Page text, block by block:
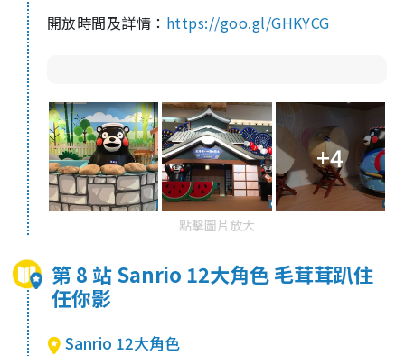
開放時間及詳情： https://goo.gl/GHKYCG
+4
點擊圖片放大
第 8 站 Sanrio 12大角色 毛茸茸趴住
任你影
Sanrio 12大角色